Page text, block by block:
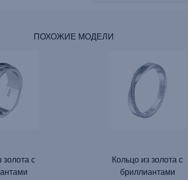
ПОХОЖИЕ МОДЕЛИ
золота с
Кольцо из золота с
бриллиантами